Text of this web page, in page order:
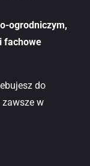
ogrodniczym,
fachowe
do
w